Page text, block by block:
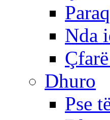
Nda
Dhuro
Pse